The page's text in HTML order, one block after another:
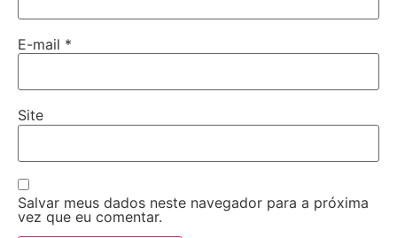
E-mail *
Site
Salvar meus dados neste navegador para a próxima
vez que eu comentar.